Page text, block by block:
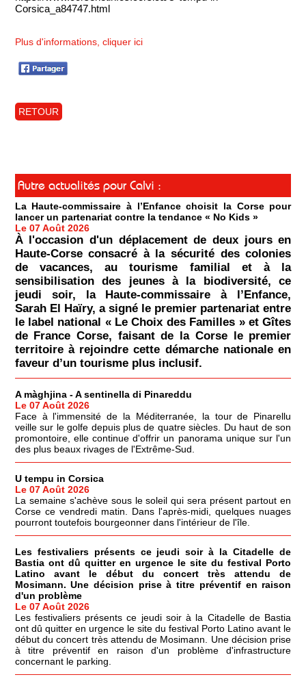
Corsica_a84747.html
Plus d'informations, cliquer ici
RETOUR
Autre actualités pour Calvi :
La Haute-commissaire à l’Enfance choisit la Corse pour
lancer un partenariat contre la tendance « No Kids »
Le 07 Août 2026
À l'occasion d'un déplacement de deux jours en
Haute-Corse consacré à la sécurité des colonies
de vacances, au tourisme familial et à la
sensibilisation des jeunes à la biodiversité, ce
jeudi soir, la Haute-commissaire à l’Enfance,
Sarah El Haïry, a signé le premier partenariat entre
le label national « Le Choix des Familles » et Gîtes
de France Corse, faisant de la Corse le premier
territoire à rejoindre cette démarche nationale en
faveur d’un tourisme plus inclusif.
A màghjina - A sentinella di Pinareddu
Le 07 Août 2026
Face à l'immensité de la Méditerranée, la tour de Pinarellu
veille sur le golfe depuis plus de quatre siècles. Du haut de son
promontoire, elle continue d'offrir un panorama unique sur l'un
des plus beaux rivages de l'Extrême-Sud.
U tempu in Corsica
Le 07 Août 2026
La semaine s'achève sous le soleil qui sera présent partout en
Corse ce vendredi matin. Dans l'après-midi, quelques nuages
pourront toutefois bourgeonner dans l'intérieur de l'île.
Les festivaliers présents ce jeudi soir à la Citadelle de
Bastia ont dû quitter en urgence le site du festival Porto
Latino avant le début du concert très attendu de
Mosimann. Une décision prise à titre préventif en raison
d'un problème
Le 07 Août 2026
Les festivaliers présents ce jeudi soir à la Citadelle de Bastia
ont dû quitter en urgence le site du festival Porto Latino avant le
début du concert très attendu de Mosimann. Une décision prise
à titre préventif en raison d'un problème d'infrastructure
concernant le parking.